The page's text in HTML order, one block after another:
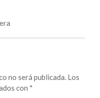
no será publicada. Los
con *